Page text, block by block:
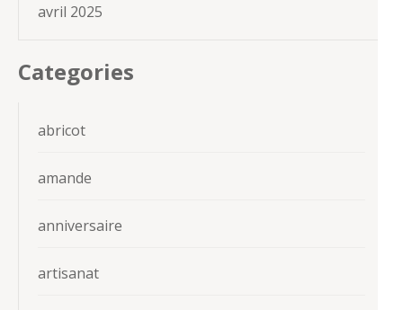
avril 2025
Categories
abricot
amande
anniversaire
artisanat